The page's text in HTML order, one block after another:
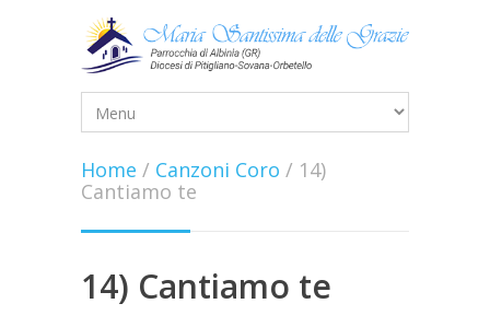
Home / Canzoni Coro / 14)
Cantiamo te
14) Cantiamo te